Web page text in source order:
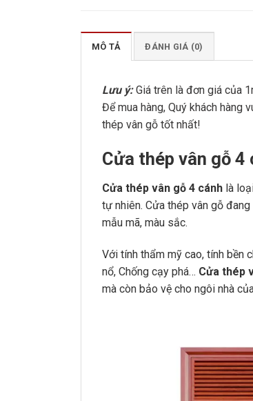
MÔ TẢ ĐÁNH GIÁ (0)
Lưu ý: Giá trên là đơn giá của
Để mua hàng, Quý khách hàng
thép vân gỗ tốt nhất!
Cửa thép vân gỗ 4
Cửa thép vân gỗ 4 cánh là
tự nhiên. Cửa thép vân gỗ
mẫu mã, màu sắc.
Với tính thẩm mỹ cao, tính bền
nổ, Chống cạy phá… Cửa thép
mà còn bảo vệ cho ngôi nhà